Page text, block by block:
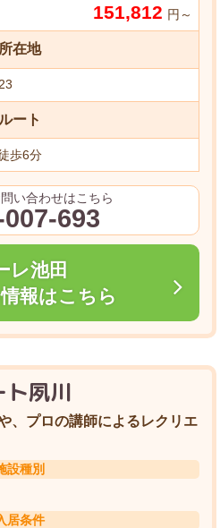
151,812 円～
所在地
ルート
歩6分
い合わせはこちら
693
レ池田
報はこちら
ト夙川
、プロの講師によるレクリエ
設種別
居条件